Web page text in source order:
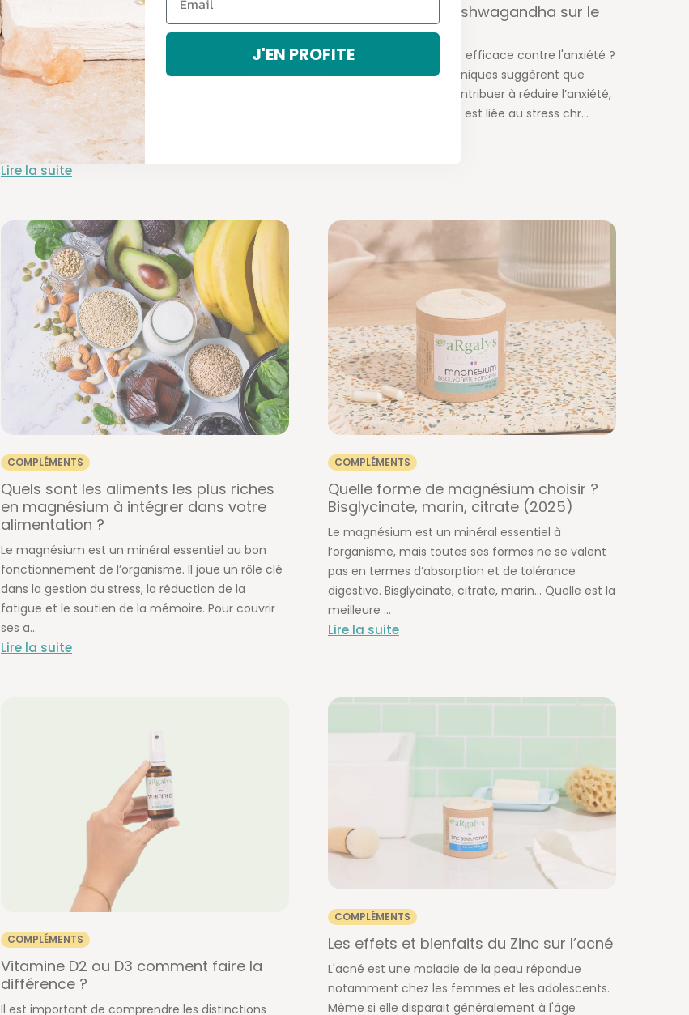
Ashwagandha et sommeil : comment
cette plante favorise l’endormissement
?
L’Ashwagandha est une plante adaptogène
étudiée pour son rôle dans l’amélioration du
sommeil, notamment en cas de stress
chronique.Les données disponibles suggèrent
qu’elle peut contribuer à réduir...
Lire la suite
Les bienfaits de l’Ashwagandha sur le
stress et l’anxiété
L'Ashwagandha est-elle efficace contre l'anxiété ?
Oui, plusieurs études cliniques suggèrent que
l’Ashwagandha peut contribuer à réduire l’anxiété,
en particulier lorsqu’elle est liée au stress chr...
COMPLÉMENTS
Quels sont les aliments les plus riches
en magnésium à intégrer dans votre
alimentation ?
Le magnésium est un minéral essentiel au bon
fonctionnement de l’organisme. Il joue un rôle clé
dans la gestion du stress, la réduction de la
fatigue et le soutien de la mémoire. Pour couvrir
ses a...
Lire la suite
COMPLÉMENTS
Quelle forme de magnésium choisir ?
Bisglycinate, marin, citrate (2025)
Le magnésium est un minéral essentiel à
l’organisme, mais toutes ses formes ne se valent
pas en termes d’absorption et de tolérance
digestive. Bisglycinate, citrate, marin… Quelle est la
meilleure ...
Lire la suite
COMPLÉMENTS
Vitamine D2 ou D3 comment faire la
différence ?
Il est important de comprendre les distinctions
COMPLÉMENTS
Les effets et bienfaits du Zinc sur l’acné
L'acné est une maladie de la peau répandue
notamment chez les femmes et les adolescents.
Même si elle disparait généralement à l'âge
J'EN PROFITE